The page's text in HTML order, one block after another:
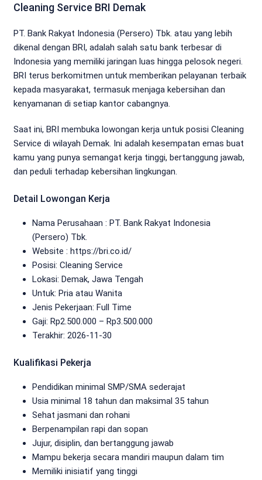
Cleaning Service BRI Demak
PT. Bank Rakyat Indonesia (Persero) Tbk. atau yang lebih
dikenal dengan BRI, adalah salah satu bank terbesar di
Indonesia yang memiliki jaringan luas hingga pelosok negeri.
BRI terus berkomitmen untuk memberikan pelayanan terbaik
kepada masyarakat, termasuk menjaga kebersihan dan
kenyamanan di setiap kantor cabangnya.
Saat ini, BRI membuka lowongan kerja untuk posisi Cleaning
Service di wilayah Demak. Ini adalah kesempatan emas buat
kamu yang punya semangat kerja tinggi, bertanggung jawab,
dan peduli terhadap kebersihan lingkungan.
Detail Lowongan Kerja
Nama Perusahaan : PT. Bank Rakyat Indonesia
(Persero) Tbk.
Website : https://bri.co.id/
Posisi: Cleaning Service
Lokasi: Demak, Jawa Tengah
Untuk: Pria atau Wanita
Jenis Pekerjaan: Full Time
Gaji: Rp2.500.000 – Rp3.500.000
Terakhir: 2026-11-30
Kualifikasi Pekerja
Pendidikan minimal SMP/SMA sederajat
Usia minimal 18 tahun dan maksimal 35 tahun
Sehat jasmani dan rohani
Berpenampilan rapi dan sopan
Jujur, disiplin, dan bertanggung jawab
Mampu bekerja secara mandiri maupun dalam tim
Memiliki inisiatif yang tinggi